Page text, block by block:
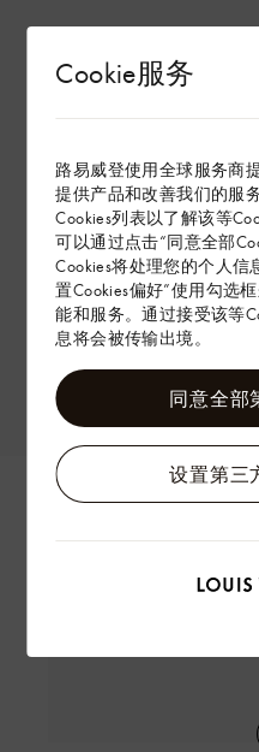
Cookie服务
路易威登使用全球服务商
提供产品和改善我们的服
Cookies列表以了解该等
可以通过点击“同意全部
Cookies将处理您的个人
置Cookies偏好”使用勾选
能和服务。通过接受该等
息将会被传输出境。
设置第三
同意全部